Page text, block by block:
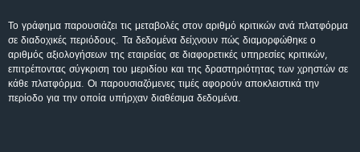
Το γράφημα παρουσιάζει τις μεταβολές στον αριθμό κριτικών ανά πλατφόρμα
σε διαδοχικές περιόδους. Τα δεδομένα δείχνουν πώς διαμορφώθηκε ο
αριθμός αξιολογήσεων της εταιρείας σε διαφορετικές υπηρεσίες κριτικών,
επιτρέποντας σύγκριση του μεριδίου και της δραστηριότητας των χρηστών σε
κάθε πλατφόρμα. Οι παρουσιαζόμενες τιμές αφορούν αποκλειστικά την
περίοδο για την οποία υπήρχαν διαθέσιμα δεδομένα.